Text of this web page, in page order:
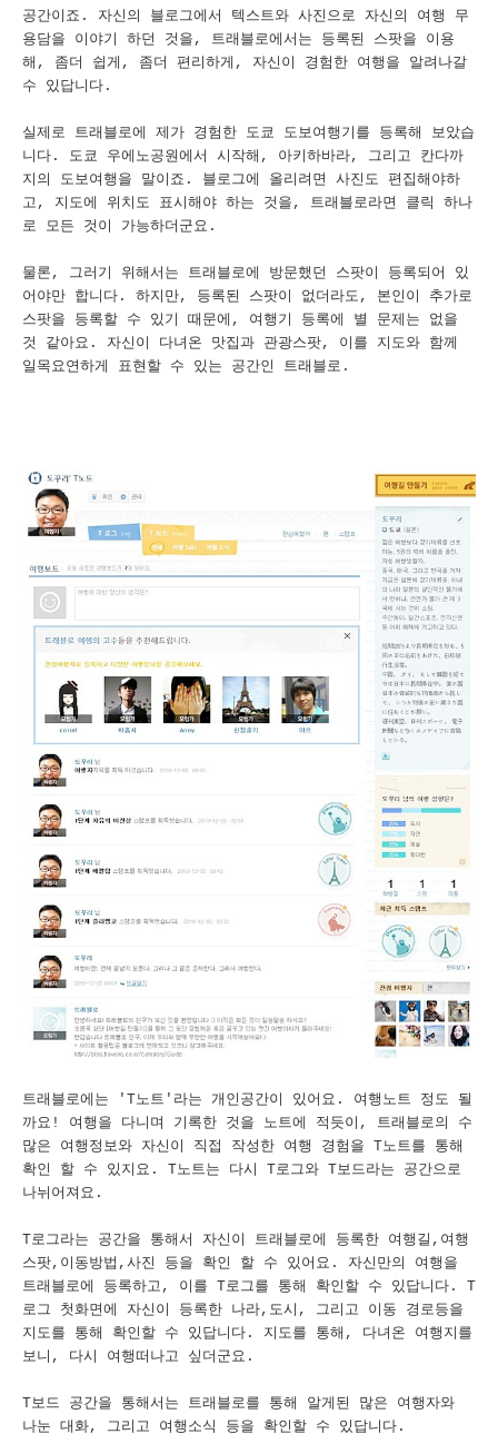
공간이죠. 자신의 블로그에서 텍스트와 사진으로 자신의 여행 무
용담을 이야기 하던 것을, 트래블로에서는 등록된 스팟을 이용
해, 좀더 쉽게, 좀더 편리하게, 자신이 경험한 여행을 알려나갈
수 있답니다.
실제로 트래블로에 제가 경험한 도쿄 도보여행기를 등록해 보았습
니다. 도쿄 우에노공원에서 시작해, 아키하바라, 그리고 칸다까
지의 도보여행을 말이죠. 블로그에 올리려면 사진도 편집해야하
고, 지도에 위치도 표시해야 하는 것을, 트래블로라면 클릭 하나
로 모든 것이 가능하더군요.
물론, 그러기 위해서는 트래블로에 방문했던 스팟이 등록되어 있
어야만 합니다. 하지만, 등록된 스팟이 없더라도, 본인이 추가로
스팟을 등록할 수 있기 때문에, 여행기 등록에 별 문제는 없을
것 같아요. 자신이 다녀온 맛집과 관광스팟, 이를 지도와 함께
일목요연하게 표현할 수 있는 공간인 트래블로.
트래블로에는 'T노트'라는 개인공간이 있어요. 여행노트 정도 될
까요! 여행을 다니며 기록한 것을 노트에 적듯이, 트래블로의 수
많은 여행정보와 자신이 직접 작성한 여행 경험을 T노트를 통해
확인 할 수 있지요. T노트는 다시 T로그와 T보드라는 공간으로
나뉘어져요.
T로그라는 공간을 통해서 자신이 트래블로에 등록한 여행길,여행
스팟,이동방법,사진 등을 확인 할 수 있어요. 자신만의 여행을
트래블로에 등록하고, 이를 T로그를 통해 확인할 수 있답니다. T
로그 첫화면에 자신이 등록한 나라,도시, 그리고 이동 경로등을
지도를 통해 확인할 수 있답니다. 지도를 통해, 다녀온 여행지를
보니, 다시 여행떠나고 싶더군요.
T보드 공간을 통해서는 트래블로를 통해 알게된 많은 여행자와
나눈 대화, 그리고 여행소식 등을 확인할 수 있답니다.